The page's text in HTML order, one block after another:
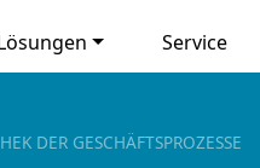
Service
DER GESCHÄFTSPROZESSE